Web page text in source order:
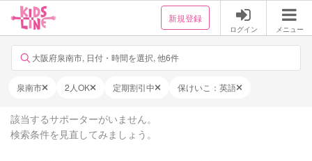
新規登録
ログイン メニュー
大阪府泉南市, 日付・時間を選択, 他6件
泉南市 2人OK 定期割引中 保けいこ：英語
該当するサポーターがいません。
検索条件を見直してみましょう。